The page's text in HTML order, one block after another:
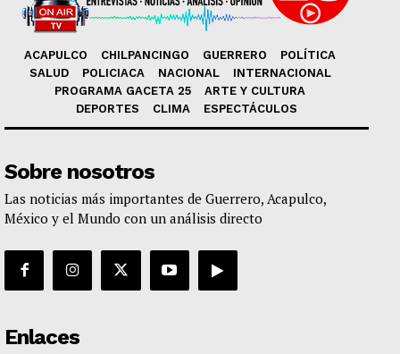
ACAPULCO CHILPANCINGO GUERRERO
POLÍTICA
SALUD
POLICIACA NACIONAL
INTERNACIONAL
PROGRAMA GACETA 25
ARTE Y CULTURA
DEPORTES
CLIMA ESPECTÁCULOS
Sobre nosotros
Las noticias más importantes de Guerrero, Acapulco,
México y el Mundo con un análisis directo
Enlaces